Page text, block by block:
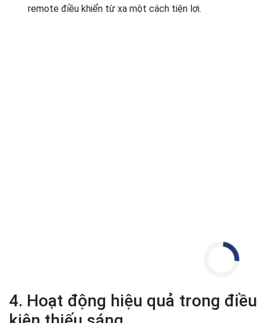
remote điều khiển từ xa một cách tiện lợi.
4. Hoạt động hiệu quả trong điều